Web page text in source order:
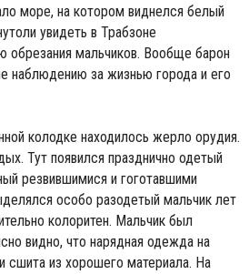
море, на котором виднелся белый
увидеть в Трабзоне
обрезания мальчиков. Вообще барон
наблюдению за жизнью города и его
колодке находилось жерло орудия.
Тут появился празднично одетый
резвившимися и гоготавшими
особо разодетый мальчик лет
колоритен. Мальчик был
видно, что нарядная одежда на
сшита из хорошего материала. На